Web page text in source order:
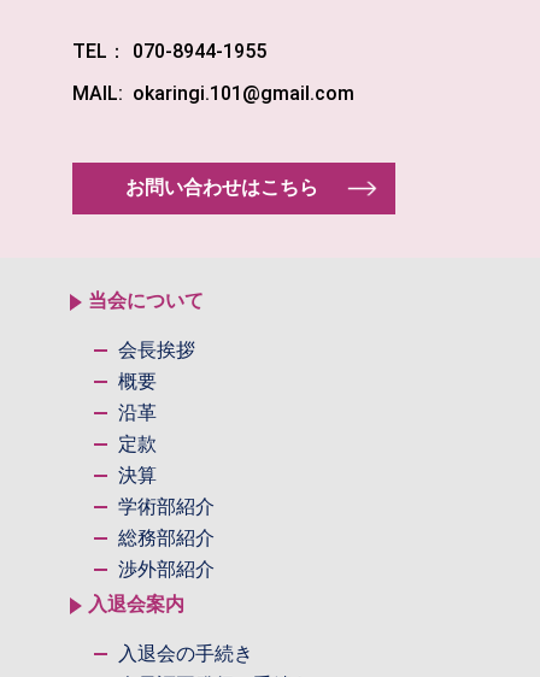
TEL：
070-8944-1955
MAIL: okaringi.101@gmail.com
お問い合わせはこちら
当会について
会長挨拶
概要
沿革
定款
決算
学術部紹介
総務部紹介
渉外部紹介
入退会案内
入退会の手続き